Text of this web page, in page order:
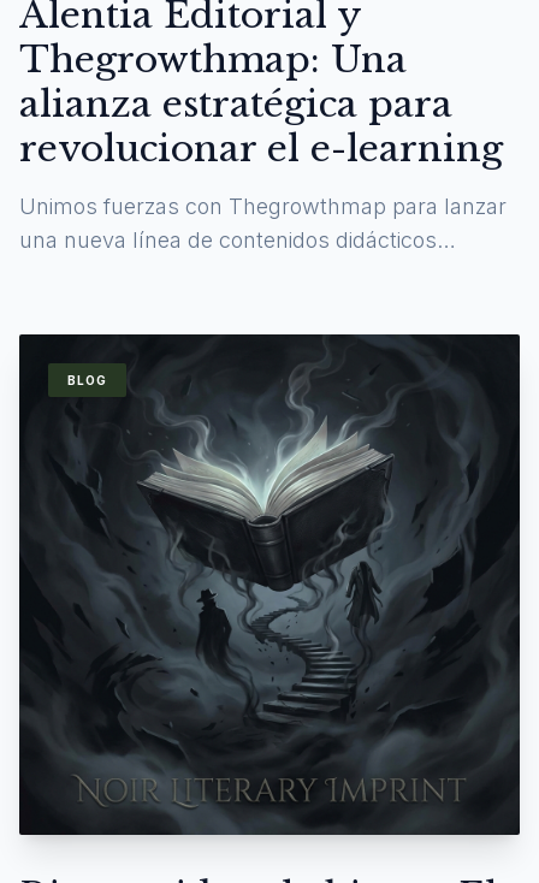
Alentia Editorial y
Thegrowthmap: Una
alianza estratégica para
revolucionar el e-learning
Unimos fuerzas con Thegrowthmap para lanzar
una nueva línea de contenidos didácticos
BLOG